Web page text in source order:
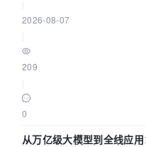
2026-08-07
209
0
从万亿级大模型到全线应